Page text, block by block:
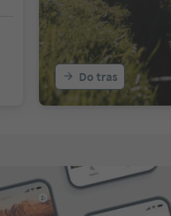
Do tras